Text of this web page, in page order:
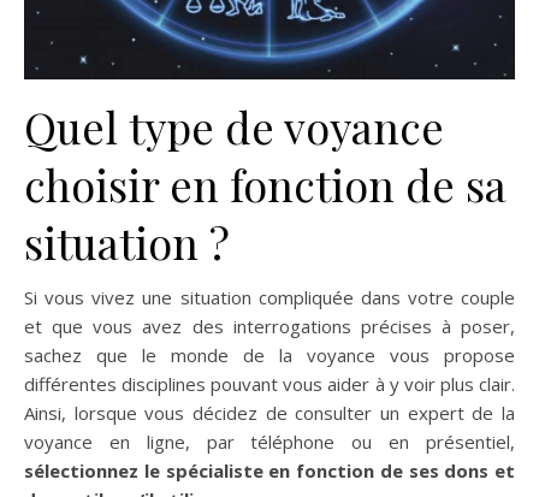
Quel type de voyance
choisir en fonction de sa
situation ?
Si vous vivez une situation compliquée dans votre couple
et que vous avez des interrogations précises à poser,
sachez que le monde de la voyance vous propose
différentes disciplines pouvant vous aider à y voir plus clair.
Ainsi, lorsque vous décidez de consulter un expert de la
voyance en ligne, par téléphone ou en présentiel,
sélectionnez le spécialiste en fonction de ses dons et